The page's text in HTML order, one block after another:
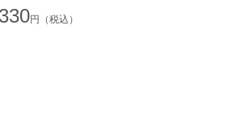
330円（税込）